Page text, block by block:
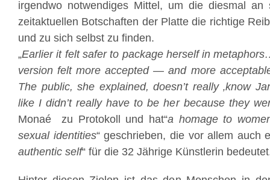
irgendwo notwendiges Mittel, um die diesmal an
zeitaktuellen Botschaften der Platte die richtige
und zu sich selbst zu finden.
„Earlier it felt safer to package herself in
version felt more accepted — and more
The public, she explained, doesn’t really ‚know
like I didn’t really have to be her because they
Monaé zu Protokoll und hat“a homage to
sexual identities“ geschrieben, die vor allem auch
authentic self“ für die 32 Jährige Künstlerin